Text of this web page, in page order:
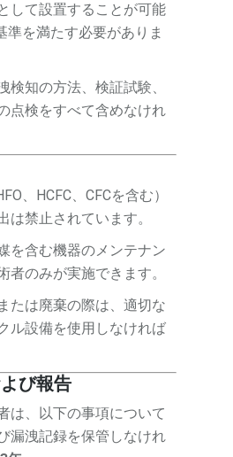
して設置することが可能
準を満たす必要がありま
検知の方法、検証試験、
点検をすべて含めなけれ
、HCFC、CFCを含む）
は禁止されています。
を含む機器のメンテナン
者のみが実施できます。
たは廃棄の際は、適切な
ル設備を使用しなければ
び報告
は、以下の事項について
漏洩記録を保管しなけれ